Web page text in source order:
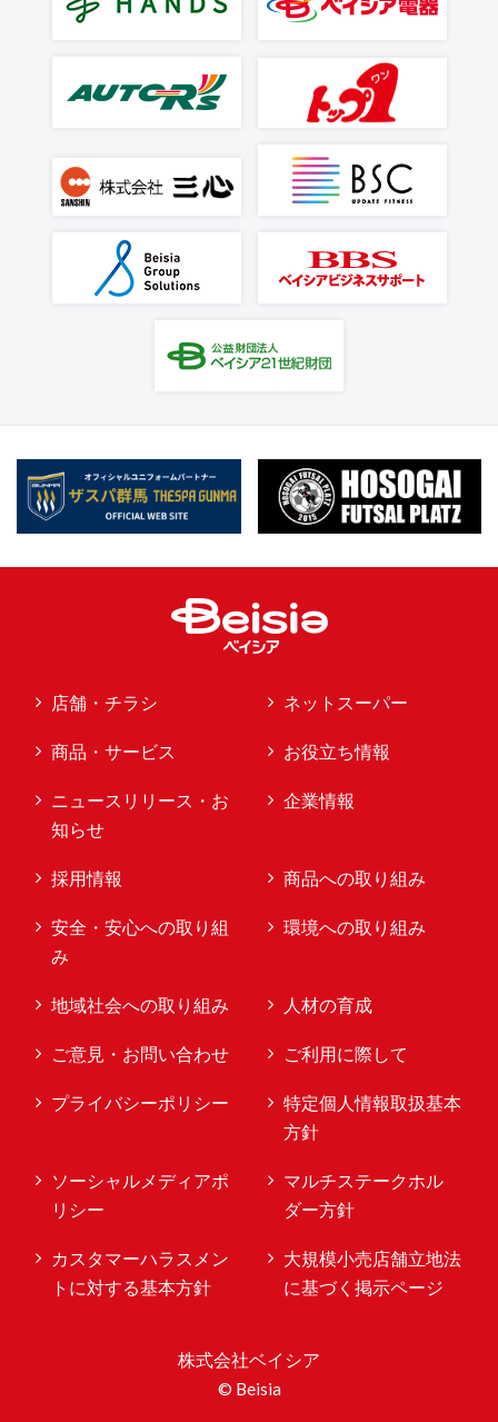
店舗・チラシ ネットスーパー
商品・サービス お役立ち情報
ニュースリリース・お
知らせ
企業情報
採用情報 商品への取り組み
安全・安心への取り組
み
環境への取り組み
地域社会への取り組み 人材の育成
ご意見・お問い合わせ ご利用に際して
プライバシーポリシー
特定個人情報取扱基本
方針
ソーシャルメディアポ
リシー
マルチステークホル
ダー方針
カスタマーハラスメン
トに対する基本方針
大規模小売店舗立地法
に基づく掲示ページ
株式会社ベイシア
© Beisia